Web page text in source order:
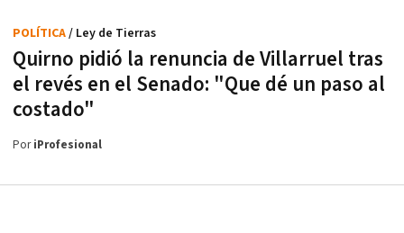
Quirno pidió la renuncia de Villarruel tras
el revés en el Senado: "Que dé un paso al
costado"
POLÍTICA/ Ley de Tierras
PoriProfesional